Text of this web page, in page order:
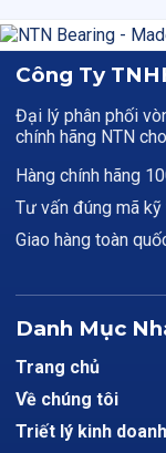
Công Ty
Đại lý phân phối
chính hãng NTN
Hàng chính hãng
Tư vấn đúng mã kỹ
Giao hàng toàn
Danh Mục
Trang chủ
Về chúng tôi
Triết lý kinh doanh